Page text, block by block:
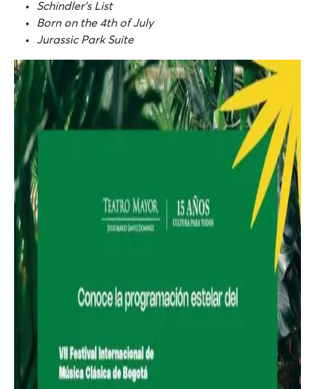
Schindler’s List
Born on the 4th of July
Jurassic Park Suite